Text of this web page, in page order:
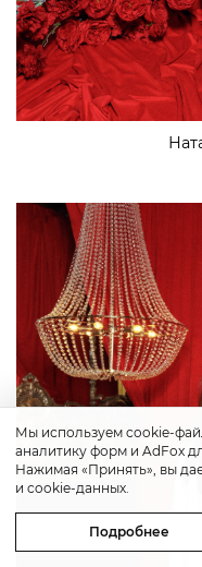
Мы используем cookie-
аналитику форм и AdFox
Нажимая «Принять», вы
и cookie-данных.
Подробнее